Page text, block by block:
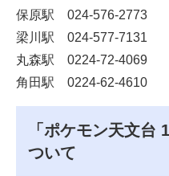
保原駅 024-576-2773
梁川駅 024-577-7131
丸森駅 0224-72-4069
角田駅 0224-62-4610
「ポケモン天文台
ついて